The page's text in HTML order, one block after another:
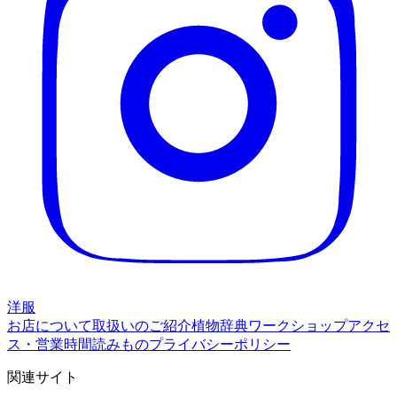
洋服
お店について取扱いのご紹介植物辞典ワークショップアクセ
ス・営業時間読みものプライバシーポリシー
関連サイト